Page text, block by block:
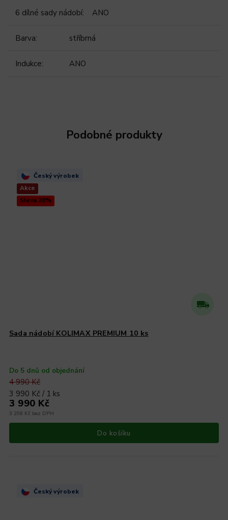
6 dílné sady nádobí: ANO
Barva: stříbrná
Indukce: ANO
Podobné produkty
Akce
Český výrobek
Sleva 20%
Sada nádobí KOLIMAX PREMIUM 10 ks
Do 5 dnů od objednání
3 298 Kč bez DPH
4 990 Kč
3 990 Kč
3 990 Kč / 1 ks
Do košíku
Český výrobek